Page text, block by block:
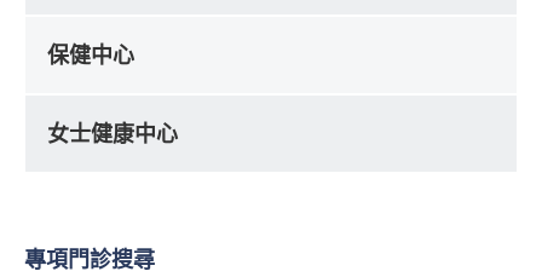
保健中心
女士健康中心
專項門診搜尋